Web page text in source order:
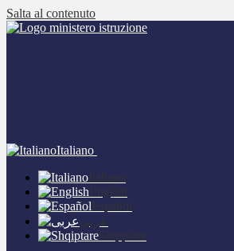
Salta al contenuto
Italiano
Italiano
English
Español
عربى
Shqiptare